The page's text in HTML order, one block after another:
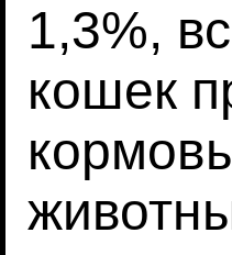
1,3%,
кошек